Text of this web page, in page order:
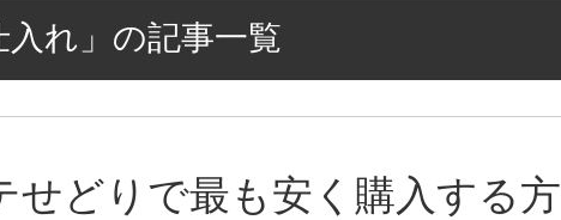
入れ」の記事一覧
せどりで最も安く購入する方